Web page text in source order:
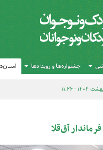
جشنواره‌ها و رویدادها
آق‌قلا